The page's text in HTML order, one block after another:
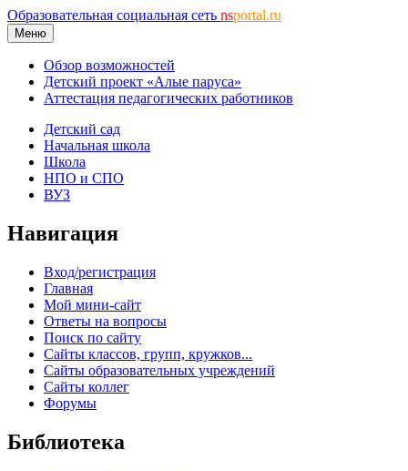
Образовательная социальная сеть nsportal.ru
Меню
Обзор возможностей
Детский проект «Алые паруса»
Аттестация педагогических работников
Детский сад
Начальная школа
Школа
НПО и СПО
ВУЗ
Навигация
Вход/регистрация
Главная
Мой мини-сайт
Ответы на вопросы
Поиск по сайту
Сайты классов, групп, кружков...
Сайты образовательных учреждений
Сайты коллег
Форумы
Библиотека